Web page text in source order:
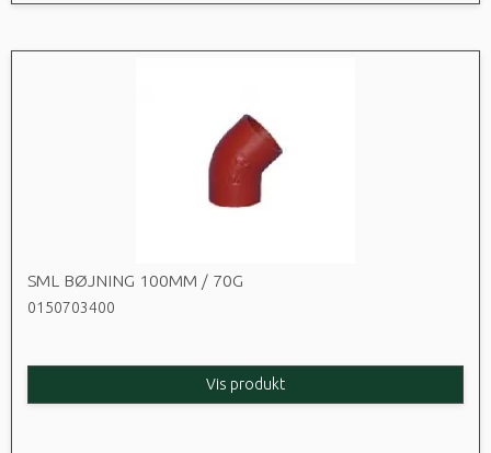
SML BØJNING 100MM / 70G
0150703400
Vis produkt